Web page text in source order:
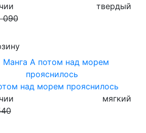
твердый
090
над морем прояснилось
мягкий